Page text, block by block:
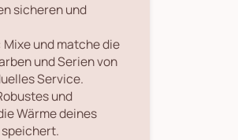
sicheren und
und matche die
und Serien von
Service.
und
Wärme deines